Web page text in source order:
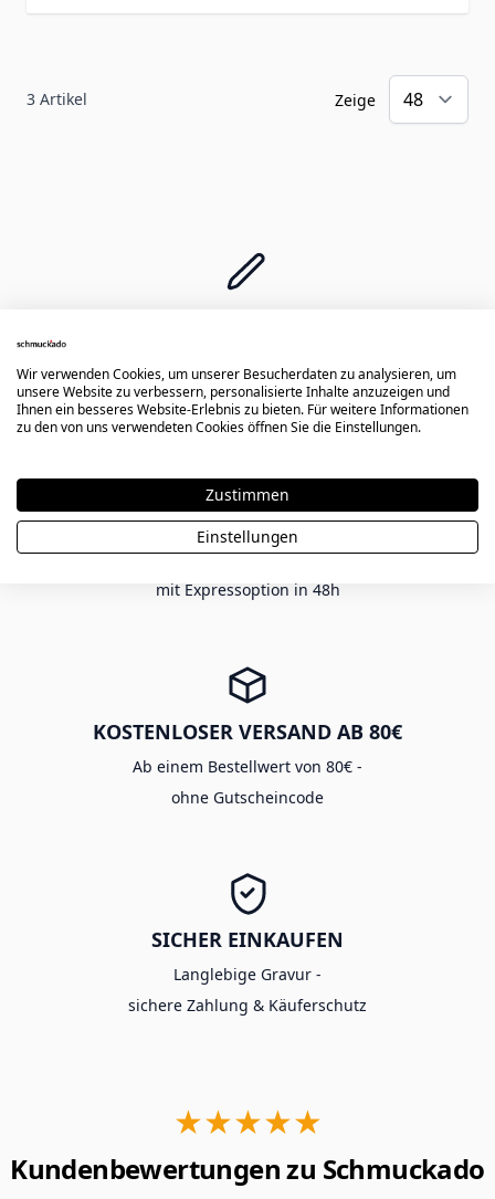
3 Artikel Zeige
Namen, Daten, Symbole oder Zeichnungen
EXPRESS VERSAND
Viele Produkte aus eigener Fertigung -
mit Expressoption in 48h
KOSTENLOSER VERSAND AB 80€
Ab einem Bestellwert von 80€ -
ohne Gutscheincode
SICHER EINKAUFEN
Langlebige Gravur -
sichere Zahlung & Käuferschutz
★★★★★
Kundenbewertungen zu Schmuckado
Wir verwenden Cookies, um unserer Besucherdaten zu analysieren, um
unsere Website zu verbessern, personalisierte Inhalte anzuzeigen und
Ihnen ein besseres Website-Erlebnis zu bieten. Für weitere Informationen
zu den von uns verwendeten Cookies öffnen Sie die Einstellungen.
Zustimmen
Einstellungen